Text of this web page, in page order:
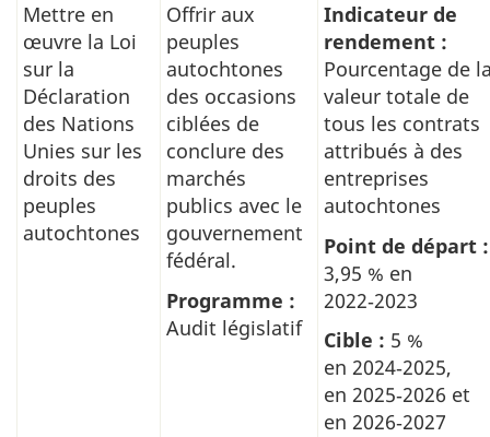
Faire
progresser
la
réconciliation
avec
les
communautés
des
Mettre en
œuvre la Loi
sur la
Déclaration
des Nations
Unies sur les
droits des
peuples
autochtones
Offrir aux
peuples
autochtones
des occasions
ciblées de
conclure des
marchés
publics avec le
gouvernement
fédéral.
Programme :
Audit législatif
Indicateur de
rendement :
Pourcentage de
valeur totale de
tous les contrats
attribués à des
entreprises
autochtones
Point de départ :
3,95 % en
2022‑2023
Cible : 5 %
en 2024‑2025,
en 2025‑2026 et
en 2026‑2027